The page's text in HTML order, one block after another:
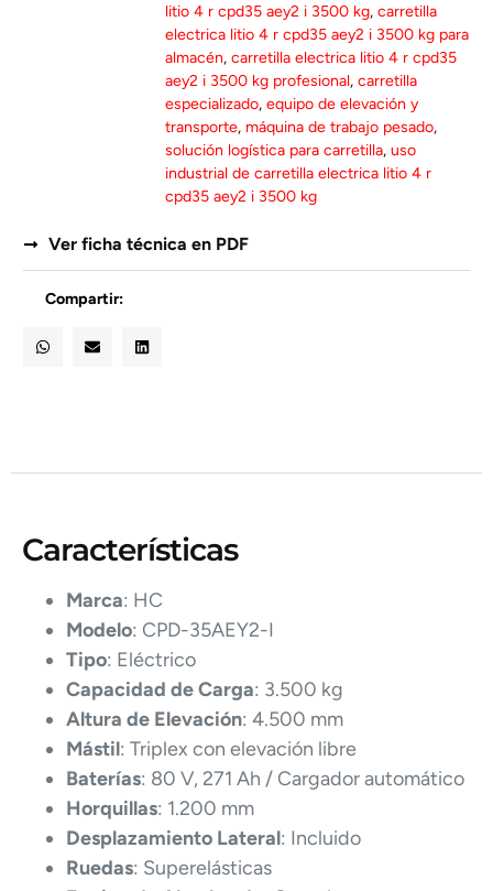
litio 4 r cpd35 aey2 i 3500 kg,carretilla
electrica litio 4 r cpd35 aey2 i 3500 kg para
almacén,carretilla electrica litio 4 r cpd35
aey2 i 3500 kg profesional,carretilla
especializado,equipo de elevación y
transporte, máquina de trabajo pesado,
solución logística para carretilla,uso
industrial de carretilla electrica litio 4 r
cpd35 aey2 i 3500 kg
Ver ficha técnica en PDF
Compartir:
Características
Marca: HC
Modelo: CPD-35AEY2-I
Tipo: Eléctrico
Capacidad de Carga: 3.500 kg
Altura de Elevación: 4.500 mm
Mástil: Triplex con elevación libre
Baterías: 80 V, 271 Ah / Cargador automático
Horquillas: 1.200 mm
Desplazamiento Lateral: Incluido
Ruedas: Superelásticas